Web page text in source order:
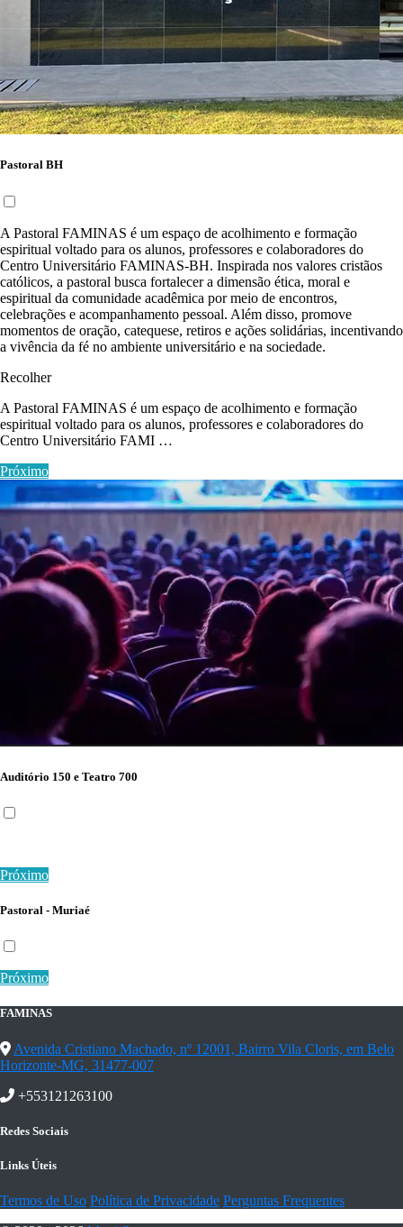
Pastoral BH
A Pastoral FAMINAS é um espaço de acolhimento e formação
espiritual voltado para os alunos, professores e colaboradores do
Centro Universitário FAMINAS-BH. Inspirada nos valores cristãos
católicos, a pastoral busca fortalecer a dimensão ética, moral e
espiritual da comunidade acadêmica por meio de encontros,
celebrações e acompanhamento pessoal. Além disso, promove
momentos de oração, catequese, retiros e ações solidárias, incentivando
a vivência da fé no ambiente universitário e na sociedade.
Recolher
A Pastoral FAMINAS é um espaço de acolhimento e formação
espiritual voltado para os alunos, professores e colaboradores do
Centro Universitário FAMI …
Próximo
Auditório 150 e Teatro 700
Próximo
Pastoral - Muriaé
Próximo
FAMINAS
Avenida Cristiano Machado, nº 12001, Bairro Vila Cloris, em Belo
Horizonte-MG, 31477-007
+553121263100
Redes Sociais
Links Úteis
Termos de Uso Política de Privacidade Perguntas Frequentes